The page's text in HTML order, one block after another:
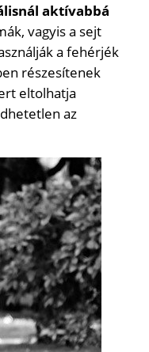
aktívabbá
vagyis a sejt
a fehérjék
részesítenek
eltolhatja
az